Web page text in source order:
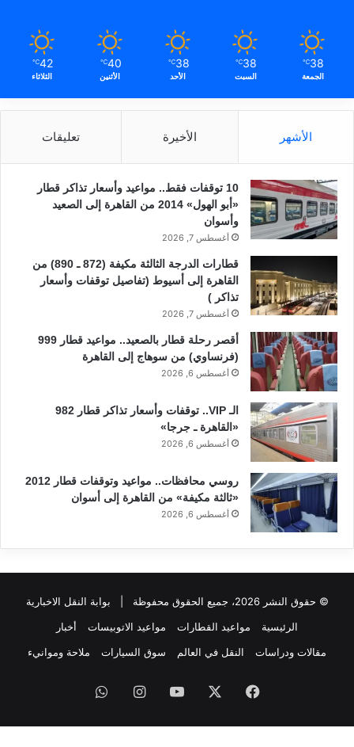
38
℃
الجمعة
38
℃
السبت
38
℃
الأحد
40
℃
الأثنين
42
℃
الثلاثاء
الأشهر الأخيرة تعليقات
10 توقفات فقط.. مواعيد وأسعار تذاكر قطار
«أبو الهول» 2014 من القاهرة إلى الصعيد
وأسوان
أغسطس 7, 2026
قطارات الدرجة الثالثة مكيفة (872 ـ 890) من
القاهرة إلى أسيوط (تفاصيل توقفات وأسعار
تذاكر )
أغسطس 7, 2026
أقصر رحلة قطار بالصعيد.. مواعيد قطار 999
(فرنساوي) من سوهاج إلى القاهرة
أغسطس 6, 2026
الـ VIP.. توقفات وأسعار تذاكر قطار 982
«القاهرة ـ جرجا»
أغسطس 6, 2026
روسي محافظات.. مواعيد وتوقفات قطار 2012
«ثالثة مكيفة» من القاهرة إلى أسوان
أغسطس 6, 2026
© حقوق النشر 2026، جميع الحقوق محفوظة |
بوابة النقل الاخبارية
الرئيسية
مواعيد القطارات مواعيد الاتوبيسات
أخبار
مقالات ودراسات
النقل في العالم سوق السيارات ملاحة وموانيء
فيسبوك ‫YouTubeانستقرام